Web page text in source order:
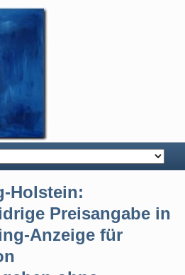
Holstein:
Preisangabe in
Anzeige für